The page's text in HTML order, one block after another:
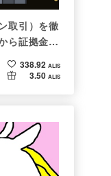
取引）を徹
ら証拠金計
338.92 ALIS
3.50 ALIS